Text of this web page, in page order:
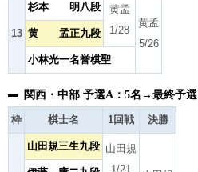
13
杉本 明八段
黄孟
1/28
黄孟
5/26
黄 孟正九段
小林光一名誉棋聖
関西・中部 予選A：5名→最終予選
枠 棋士名 1回戦 決勝
山田規三生九段 山田規
1/21